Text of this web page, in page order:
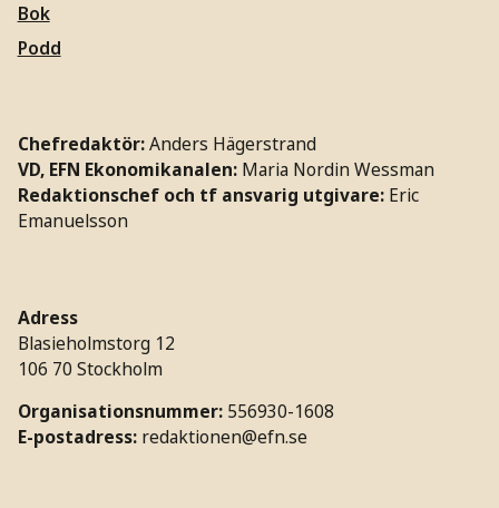
Bok
Podd
Chefredaktör:Anders Hägerstrand
VD, EFN Ekonomikanalen: Maria Nordin Wessman
Redaktionschef och tf ansvarig utgivare: Eric
Emanuelsson
Adress
Blasieholmstorg 12
106 70 Stockholm
Organisationsnummer: 556930-1608
E-postadress: redaktionen@efn.se